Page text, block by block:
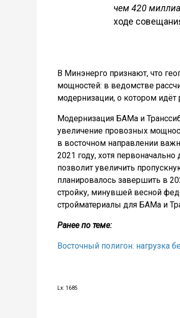
чем 420
ходе
В Минэнерго признают, что
мощностей: в ведомстве
модернизации, о котором
Модернизация БАМа и
увеличение провозных
в восточном направлении
2021 году, хотя первоначально
позволит увеличить
планировалось завершить в
стройку, минувшей весной
стройматериалы для БАМа и
Ранее по теме:
Восточный полигон: нагрузка
Lx: 1685